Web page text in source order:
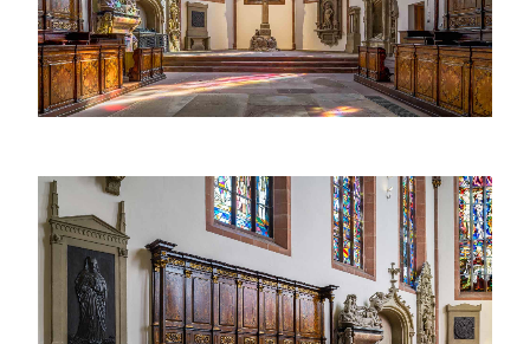
Epitaph des Türkenlouis.
Das reich verzierte Chorgestühl im Hauptchor der
Stiftskirche Baden-Baden ist ein kunstvoll
gearbeitetes Beispiel barocker Holzschnitzkunst.